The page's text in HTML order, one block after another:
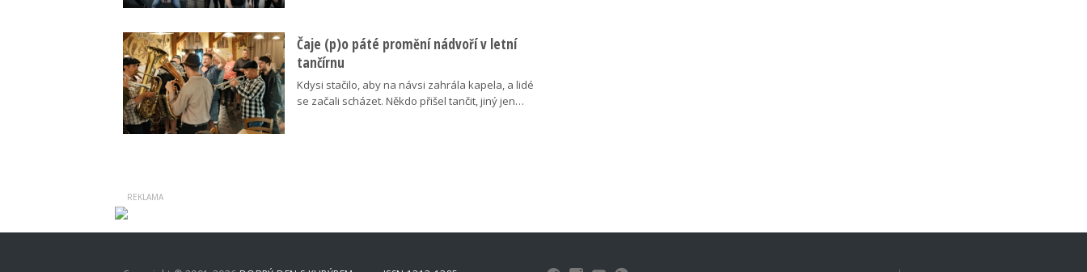
Čaje (p)o páté promění nádvoří v letní
tančírnu
Kdysi stačilo, aby na návsi zahrála kapela, a lidé
se začali scházet. Někdo přišel tančit, jiný jen…